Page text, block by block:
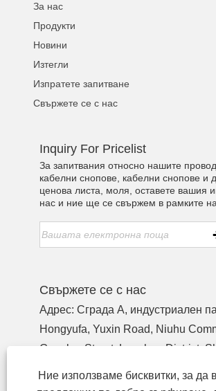
За нас
Продукти
Новини
Изтегли
Изпратете запитване
Свържете се с нас
Inquiry For Pricelist
За запитвания относно нашите
кабелни снопове, кабелни снопове и
ценова листа, моля, оставете вашия
нас и ние ще се свържем в рамките
Свържете се с нас
Адрес: Сграда A, индустриален
Hongyufa, Yuxin Road, Niuhu
Guanlan Street, Longhua District,
+86-755-27990932
Ние използваме бисквитки, за да